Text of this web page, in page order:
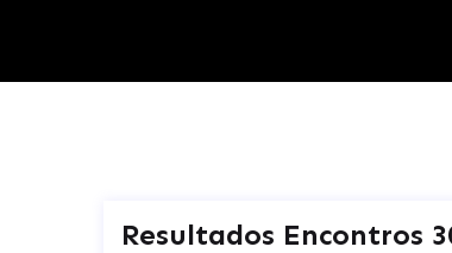
Resultados Encontros